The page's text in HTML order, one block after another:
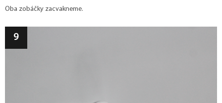
Oba zobáčky zacvakneme.